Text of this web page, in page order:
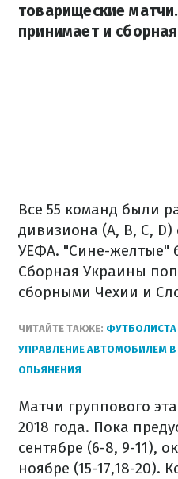
товарищеские
принимает и
Все 55 команд были
дивизиона (A, B, C, D)
УЕФА. "Сине-желтые"
Сборная Украины
сборными Чехии и
ЧИТАЙТЕ ТАКЖЕ: ФУТБОЛИСТА
УПРАВЛЕНИЕ АВТОМОБИЛЕМ
ОПЬЯНЕНИЯ
Матчи группового
2018 года. Пока
сентябре (6-8, 9-11),
ноябре (15-17,18-20).